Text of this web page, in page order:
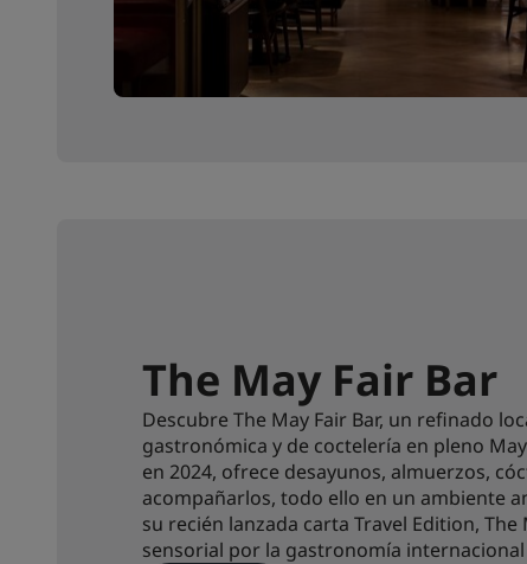
The May Fair Bar
Descubre The May Fair Bar, un refinado
gastronómica y de coctelería en pleno
en 2024, ofrece desayunos, almuerzos,
acompañarlos, todo ello en un ambiente
su recién lanzada carta Travel Edition,
sensorial por la gastronomía